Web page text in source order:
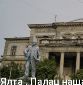
Ялта . Палац